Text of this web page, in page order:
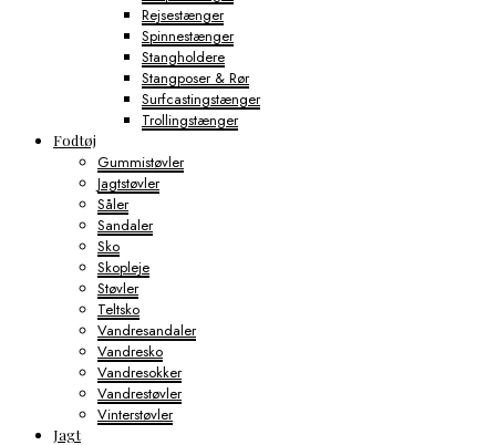
Rejsestænger
Spinnestænger
Stangholdere
Stangposer & Rør
Surfcastingstænger
Trollingstænger
Fodtøj
Gummistøvler
Jagtstøvler
Såler
Sandaler
Sko
Skopleje
Støvler
Teltsko
Vandresandaler
Vandresko
Vandresokker
Vandrestøvler
Vinterstøvler
Jagt